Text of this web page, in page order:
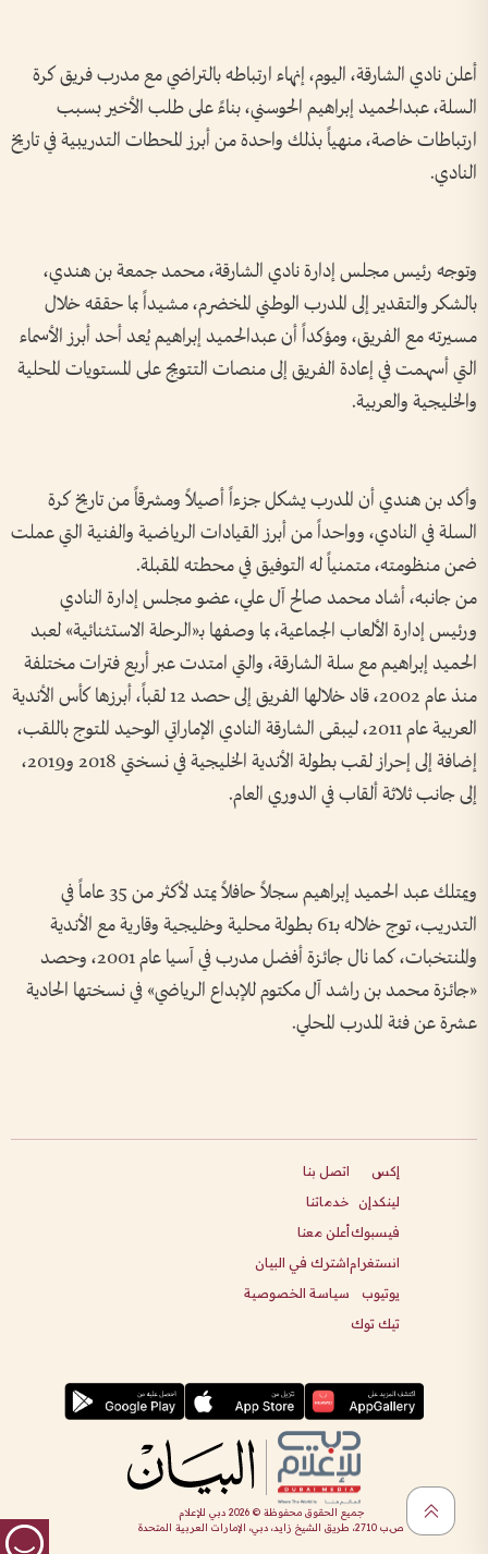
أعلن نادي الشارقة، اليوم، إنهاء ارتباطه بالتراضي مع مدرب فريق كرة
السلة، عبدالحميد إبراهيم الحوسني، بناءً على طلب الأخير بسبب
ارتباطات خاصة، منهياً بذلك واحدة من أبرز المحطات التدريبية في تاريخ
النادي.
وتوجه رئيس مجلس إدارة نادي الشارقة، محمد جمعة بن هندي،
بالشكر والتقدير إلى المدرب الوطني المخضرم، مشيداً بما حققه خلال
مسيرته مع الفريق، ومؤكداً أن عبدالحميد إبراهيم يُعد أحد أبرز الأسماء
التي أسهمت في إعادة الفريق إلى منصات التتويج على المستويات المحلية
والخليجية والعربية.
وأكد بن هندي أن المدرب يشكل جزءاً أصيلاً ومشرقاً من تاريخ كرة
السلة في النادي، وواحداً من أبرز القيادات الرياضية والفنية التي عملت
ضمن منظومته، متمنياً له التوفيق في محطته المقبلة.
من جانبه، أشاد محمد صالح آل علي، عضو مجلس إدارة النادي
ورئيس إدارة الألعاب الجماعية، بما وصفها بـ«الرحلة الاستثنائية» لعبد
الحميد إبراهيم مع سلة الشارقة، والتي امتدت عبر أربع فترات مختلفة
منذ عام 2002، قاد خلالها الفريق إلى حصد 12 لقباً، أبرزها كأس الأندية
العربية عام 2011، ليبقى الشارقة النادي الإماراتي الوحيد المتوج باللقب،
إضافة إلى إحراز لقب بطولة الأندية الخليجية في نسختي 2018 و2019،
إلى جانب ثلاثة ألقاب في الدوري العام.
ويمتلك عبد الحميد إبراهيم سجلاً حافلاً يمتد لأكثر من 35 عاماً في
التدريب، توج خلاله بـ61 بطولة محلية وخليجية وقارية مع الأندية
والمنتخبات، كما نال جائزة أفضل مدرب في آسيا عام 2001، وحصد
«جائزة محمد بن راشد آل مكتوم للإبداع الرياضي» في نسختها الحادية
عشرة عن فئة المدرب المحلي.
إكس
لينكدإن
فيسبوك
انستغرام
يوتيوب
تيك توك
اتصل بنا
خدماتنا
أعلن معنا
اشترك في البيان
سياسة الخصوصية
جميع الحقوق محفوظة ©2026 دبي للإعلام
ص.ب 2710، طريق الشيخ زايد، دبي، الإمارات العربية المتحدة